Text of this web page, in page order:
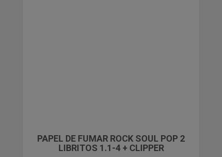
PAPEL DE FUMAR ROCK SOUL POP 2
LIBRITOS 1.1-4 + CLIPPER